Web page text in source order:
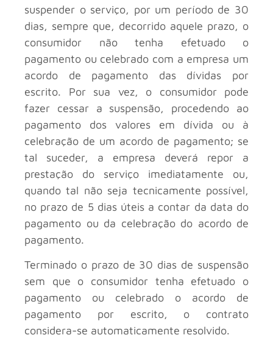
suspender o serviço, por um período de 30
dias, sempre que, decorrido aquele prazo, o
consumidor não tenha efetuado o
pagamento ou celebrado com a empresa um
acordo de pagamento das dívidas por
escrito. Por sua vez, o consumidor pode
fazer cessar a suspensão, procedendo ao
pagamento dos valores em dívida ou à
celebração de um acordo de pagamento; se
tal suceder, a empresa deverá repor a
prestação do serviço imediatamente ou,
quando tal não seja tecnicamente possível,
no prazo de 5 dias úteis a contar da data do
pagamento ou da celebração do acordo de
pagamento.
Terminado o prazo de 30 dias de suspensão
sem que o consumidor tenha efetuado o
pagamento ou celebrado o acordo de
pagamento por escrito, o contrato
considera-se automaticamente resolvido.